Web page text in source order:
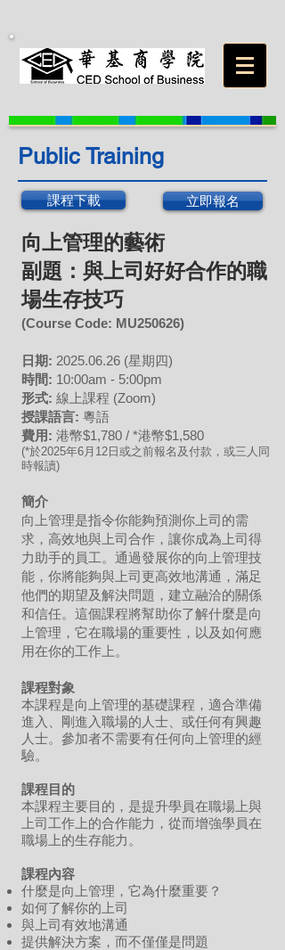
Public Training
課程下載 立即報名
向上管理的藝術
副題：與上司好好合作的職
場生存技巧
(Course Code: MU250626)
日期: 2025.06.26 (星期四)
時間: 10:00am - 5:00pm
形式: 線上課程 (Zoom)
授課語言: 粵語
費用: 港幣$1,780 / *港幣$1,580
(*於2025年6月12日或之前報名及付款，或三人同
時報讀)
簡介
向上管理是指令你能夠預測你上司的需
求，高效地與上司合作，讓你成為上司得
力助手的員工。通過發展你的向上管理技
能，你將能夠與上司更高效地溝通，滿足
他們的期望及解決問題，建立融洽的關係
和信任。這個課程將幫助你了解什麼是向
上管理，它在職場的重要性，以及如何應
用在你的工作上。
課程對象
本課程是向上管理的基礎課程，適合準備
進入、剛進入職場的人士、或任何有興趣
人士。參加者不需要有任何向上管理的經
驗。
課程目的
本課程主要目的，是提升學員在職場上與
上司工作上的合作能力，從而增強學員在
職場上的生存能力。
課程內容
什麼是向上管理，它為什麼重要？
如何了解你的上司
與上司有效地溝通
提供解決方案，而不僅僅是問題